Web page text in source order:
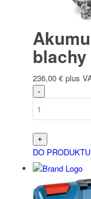
blachy
236,00 € plus
DO PRODUKTU